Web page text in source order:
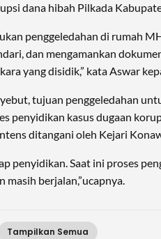
dana hibah Pilkada
penggeledahan di rumah
dan mengamankan
yang disidik,” kata Aswar
tujuan penggeledahan
penyidikan kasus dugaan
ditangani oleh Kejari
penyidikan. Saat ini proses
masih berjalan,”ucapnya.
Tampilkan Semua